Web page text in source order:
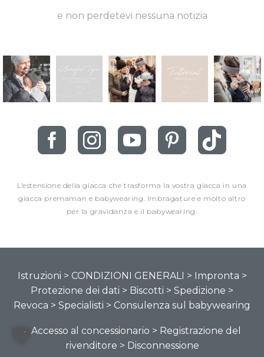
e non perdetevi nessuna notizia
L’estensione della giacca che trasforma la vostra giacca in una
giacca premaman e babywearing. Imbragature e molto altro
per la gravidanza e il babywearing.
Istruzioni > CONDIZIONI GENERALI > Impronta >
Protezione dei dati > Biscotti > Spedizione >
Revoca > Specialisti > Consulenza sul babywearing
> Accesso al concessionario > Registrazione del
rivenditore > Disconnessione